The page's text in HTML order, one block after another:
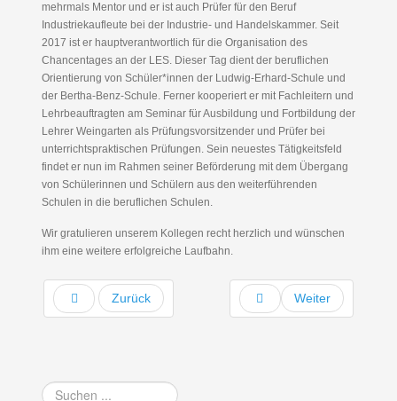
mehrmals Mentor und er ist auch Prüfer für den Beruf
Industriekaufleute bei der Industrie- und Handelskammer. Seit
2017 ist er hauptverantwortlich für die Organisation des
Chancentages an der LES. Dieser Tag dient der beruflichen
Orientierung von Schüler*innen der Ludwig-Erhard-Schule und
der Bertha-Benz-Schule. Ferner kooperiert er mit Fachleitern und
Lehrbeauftragten am Seminar für Ausbildung und Fortbildung der
Lehrer Weingarten als Prüfungsvorsitzender und Prüfer bei
unterrichtspraktischen Prüfungen. Sein neuestes Tätigkeitsfeld
findet er nun im Rahmen seiner Beförderung mit dem Übergang
von Schülerinnen und Schülern aus den weiterführenden
Schulen in die beruflichen Schulen.
Wir gratulieren unserem Kollegen recht herzlich und wünschen
ihm eine weitere erfolgreiche Laufbahn.
Zurück Weiter
Suchen